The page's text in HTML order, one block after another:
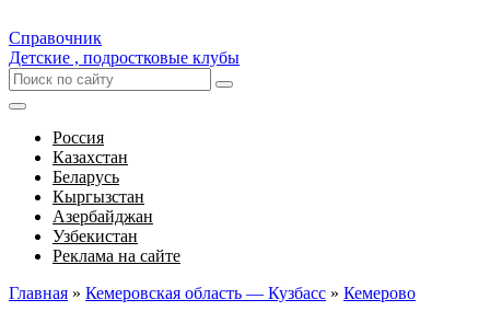
Справочник
Детские , подростковые клубы
Россия
Казахстан
Беларусь
Кыргызстан
Азербайджан
Узбекистан
Реклама на сайте
Главная » Кемеровская область — Кузбасс » Кемерово